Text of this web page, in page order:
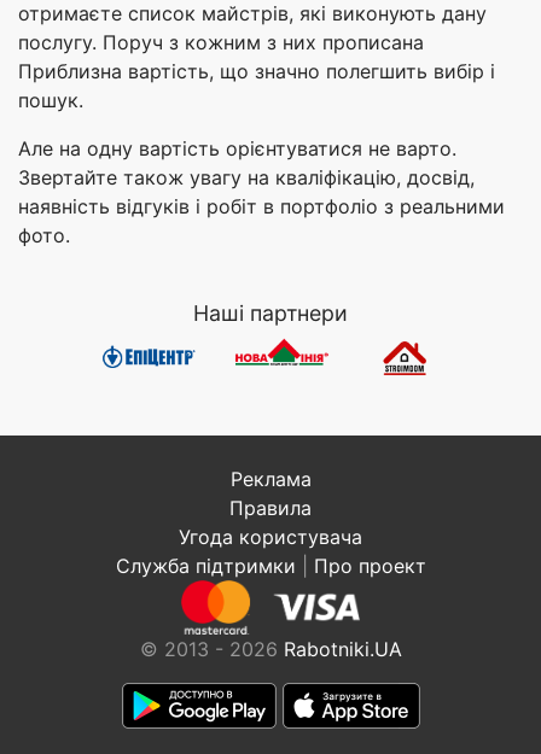
отримаєте список майстрів, які виконують дану
послугу. Поруч з кожним з них прописана
Приблизна вартість, що значно полегшить вибір і
пошук.
Але на одну вартість орієнтуватися не варто.
Звертайте також увагу на кваліфікацію, досвід,
наявність відгуків і робіт в портфоліо з реальними
фото.
Наші партнери
Реклама
Правила
Угода користувача
Служба підтримки
Про проект
© 2013 - 2026 Rabotniki.UA